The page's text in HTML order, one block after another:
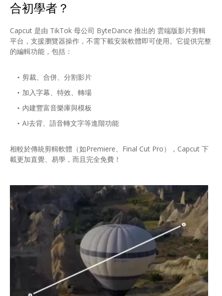
合初學者？
Capcut 是由 TikTok 母公司 ByteDance 推出的 雲端版影片剪輯
平台，支援瀏覽器操作，不需下載安裝軟體即可使用。它提供完整
的編輯功能，包括：
剪裁、合併、分割影片
加入字幕、特效、轉場
內建豐富音樂庫與模板
AI去背、語音轉文字等進階功能
相較於傳統剪輯軟體（如Premiere、Final Cut Pro），Capcut 下
載更加直覺、易學，而且完全免費！